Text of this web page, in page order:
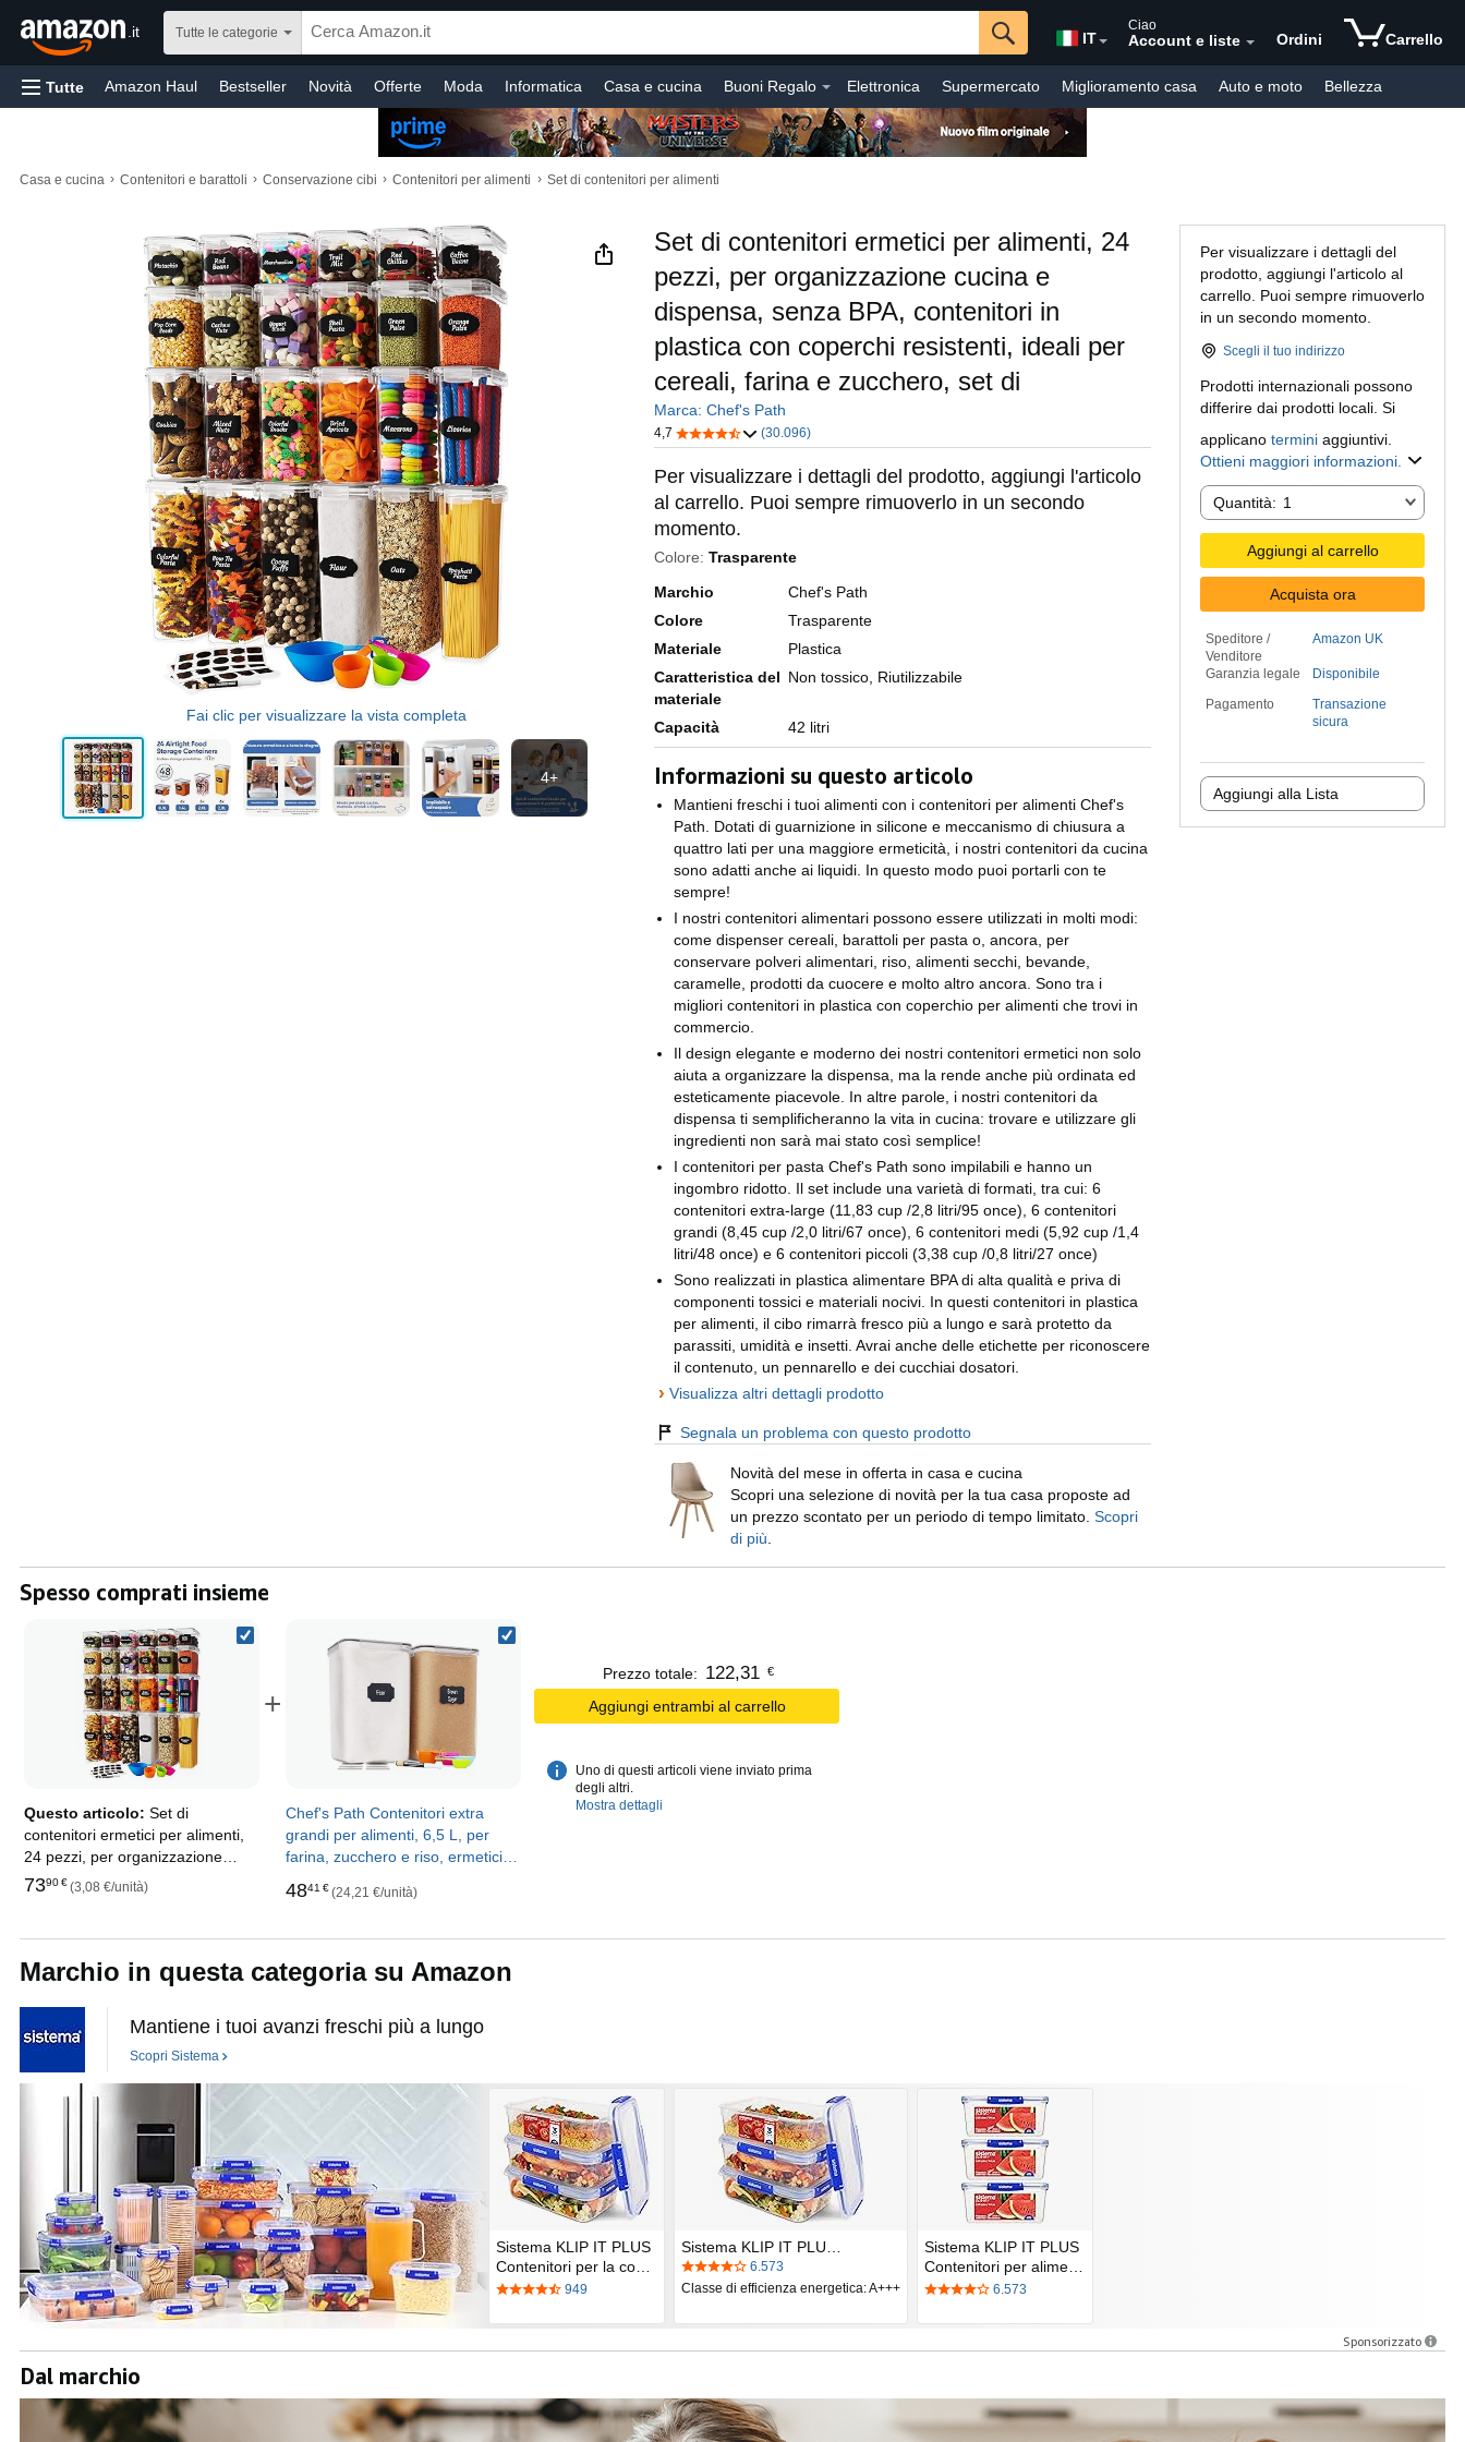
.it Tutte le categorie IT
Ciao
Account e liste Ordini Carrello
Tutte Amazon Haul Bestseller Novità Offerte Moda Informatica Casa e cucina Buoni Regalo Elettronica Supermercato Miglioramento casa Auto e moto Bellezza
Videogiochi Salute e cura della casa Giochi e Giocattoli Toolkit Acquirente Spedizione Gratuita
Prodotti per animali domestici Prodotti per tutti i giorni Vendere Iscriviti e Risparmia
Casa e cucina › Contenitori e barattoli › Conservazione cibi › Contenitori per alimenti › Set di contenitori per alimenti
Per visualizzare i dettagli del
prodotto, aggiungi l'articolo al
carrello. Puoi sempre rimuoverlo
in un secondo momento.
Scegli il tuo indirizzo
Prodotti internazionali possono
differire dai prodotti locali. Si
applicano termini aggiuntivi.
Ottieni maggiori informazioni.
Quantità:
Quantità: 1
Aggiungi al carrello
Acquista ora
Speditore /
Venditore
Amazon UK
Garanzia legale
Disponibile
Pagamento
Transazione
sicura
Aggiungi alla Lista
Fai clic per visualizzare la vista completa
4+
Set di contenitori ermetici per alimenti, 24
pezzi, per organizzazione cucina e
dispensa, senza BPA, contenitori in
plastica con coperchi resistenti, ideali per
cereali, farina e zucchero, set di
Marca: Chef's Path
4,7 (30.096)
Per visualizzare i dettagli del prodotto, aggiungi l'articolo
al carrello. Puoi sempre rimuoverlo in un secondo
momento.
Colore:Trasparente
Marchio
Chef's Path
Colore
Trasparente
Materiale
Plastica
Caratteristica del
materiale
Non tossico, Riutilizzabile
Capacità 42 litri
Informazioni su questo articolo
Mantieni freschi i tuoi alimenti con i contenitori per alimenti Chef's
Path. Dotati di guarnizione in silicone e meccanismo di chiusura a
quattro lati per una maggiore ermeticità, i nostri contenitori da cucina
sono adatti anche ai liquidi. In questo modo puoi portarli con te
sempre!
I nostri contenitori alimentari possono essere utilizzati in molti modi:
come dispenser cereali, barattoli per pasta o, ancora, per
conservare polveri alimentari, riso, alimenti secchi, bevande,
caramelle, prodotti da cuocere e molto altro ancora. Sono tra i
migliori contenitori in plastica con coperchio per alimenti che trovi in
commercio.
Il design elegante e moderno dei nostri contenitori ermetici non solo
aiuta a organizzare la dispensa, ma la rende anche più ordinata ed
esteticamente piacevole. In altre parole, i nostri contenitori da
dispensa ti semplificheranno la vita in cucina: trovare e utilizzare gli
ingredienti non sarà mai stato così semplice!
I contenitori per pasta Chef's Path sono impilabili e hanno un
ingombro ridotto. Il set include una varietà di formati, tra cui: 6
contenitori extra-large (11,83 cup /2,8 litri/95 once), 6 contenitori
grandi (8,45 cup /2,0 litri/67 once), 6 contenitori medi (5,92 cup /1,4
litri/48 once) e 6 contenitori piccoli (3,38 cup /0,8 litri/27 once)
Sono realizzati in plastica alimentare BPA di alta qualità e priva di
componenti tossici e materiali nocivi. In questi contenitori in plastica
per alimenti, il cibo rimarrà fresco più a lungo e sarà protetto da
parassiti, umidità e insetti. Avrai anche delle etichette per riconoscere
il contenuto, un pennarello e dei cucchiai dosatori.
› Visualizza altri dettagli prodotto
Segnala un problema con questo prodotto
Novità del mese in offerta in casa e cucina
Scopri una selezione di novità per la tua casa proposte ad
un prezzo scontato per un periodo di tempo limitato.Scopri
di più
Spesso comprati insieme
Questo articolo:Set di
contenitori ermetici per alimenti,
24 pezzi, per organizzazione
cucina e dispensa, senza BPA,
cereali, farina e zucchero, set di
7390 € (3,08 €/unità)
+
Chef's Path Contenitori extra
grandi per alimenti, 6,5 L, per
farina, zucchero e riso, ermetici,
pezzi, con misurini, penna e 8
4841 € (24,21 €/unità)
Prezzo totale: 122,31 €
Aggiungi entrambi al carrello
Uno di questi articoli viene inviato prima
degli altri.
Mostra dettagli
Marchio in questa categoria su Amazon
Mantiene i tuoi avanzi freschi più a lungo
Scopri Sistema
Sistema KLIP IT PLUS
Contenitori per la co…
949
Sistema KLIP IT PLU…
6.573
Classe di efficienza energetica: A+++
Sistema KLIP IT PLUS
Contenitori per alime…
6.573
Sponsorizzato
Dal marchio